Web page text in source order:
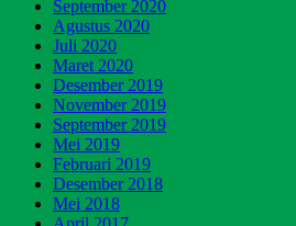
September 2020
Agustus 2020
Juli 2020
Maret 2020
Desember 2019
November 2019
September 2019
Mei 2019
Februari 2019
Desember 2018
Mei 2018